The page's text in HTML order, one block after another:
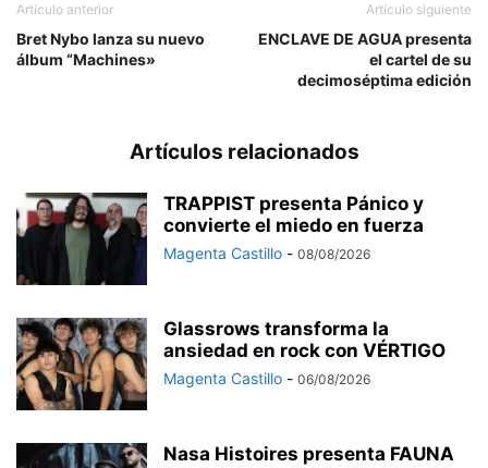
Artículo anterior
Bret Nybo lanza su nuevo
álbum “Machines»
Artículo siguiente
ENCLAVE DE AGUA presenta
el cartel de su
decimoséptima edición
Artículos relacionados
TRAPPIST presenta Pánico y
convierte el miedo en fuerza
Magenta Castillo - 08/08/2026
Glassrows transforma la
ansiedad en rock con VÉRTIGO
Magenta Castillo - 06/08/2026
Nasa Histoires presenta FAUNA